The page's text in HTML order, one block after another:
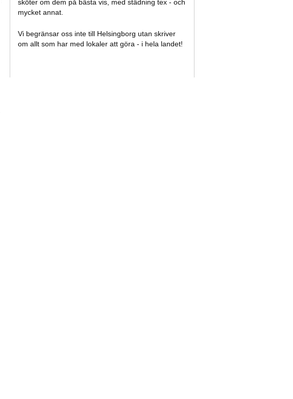
sköter om dem på bästa vis, med städning tex - och
mycket annat.
Vi begränsar oss inte till Helsingborg utan skriver
om allt som har med lokaler att göra - i hela landet!